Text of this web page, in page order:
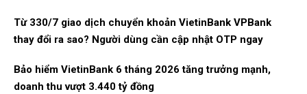
Từ 330/7 giao dịch chuyển khoản VietinBank VPBank
thay đổi ra sao? Người dùng cần cập nhật OTP ngay
Bảo hiểm VietinBank 6 tháng 2026 tăng trưởng mạnh,
doanh thu vượt 3.440 tỷ đồng